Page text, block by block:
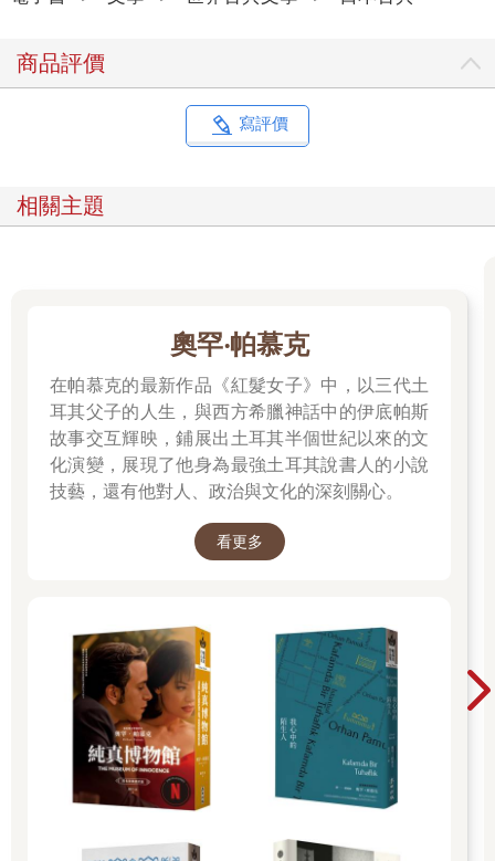
見，這點與此地的大海很像。舞鶴灣位於志樂村一里半之處，山
巒阻隔看不見海。但這片土地總是瀰漫海的預感。風中有時也帶
有海的氣息，海上波濤洶湧時，就會有許多海鷗逃來飛落田間。
模仿口吃和尚誦經來取笑我。說書人講的故事中，有個角色是口
發出第一個音。那第一個音，就像是我的內在與外界之間的門鑰
匙，鑰匙卻無法順利開門。一般人藉著自由操縱語言，內在與外
界之間的門始終敞開，可以讓空間通風良好，我卻做不到。因為
鑰匙生鏽了。
我的口吃，在急著想發出第一個音之際，也像是拼命掙扎試
圖逃離內在的黏鳥膠的小鳥。好不容易掙脫時，已經太遲。外界
的現實，在我掙扎之際，有時似乎的確停下手好整以暇地等我。
然而等著我的現實已非新鮮的現實。即使我費盡力氣終於抵達外
界，外界也總在瞬間變色、錯位……而且只有那個看似適合我
不難想像，這樣的少年對於權力會抱持二種相反的心態。我
喜歡歷史上對暴君的記述。我若是口吃又沉默的暴君，臣子想必
都得看著我的臉色整天提心吊膽過日子。我根本沒必要用明確流
暢的話語將我的殘暴正當化。我的無言，就已將一切殘暴正當
化。我平時就是如此幻想著把蔑視我的教師和同學通通處刑，同
時也幻想自己成為內在世界的國王，成為沉靜洞察真理的大藝術
家。我的外表雖貧窮，但我的內在世界比任何人都富足。懷抱某
種自卑感難以釋懷的少年，如此暗自認定自己是天選之人，豈非
商品評價
寫評價
相關主題
奧罕‧帕慕克
在帕慕克的最新作品《紅髮女子》中，以三代土
耳其父子的人生，與西方希臘神話中的伊底帕斯
故事交互輝映，鋪展出土耳其半個世紀以來的文
化演變，展現了他身為最強土耳其說書人的小說
技藝，還有他對人、政治與文化的深刻關心。
看更多